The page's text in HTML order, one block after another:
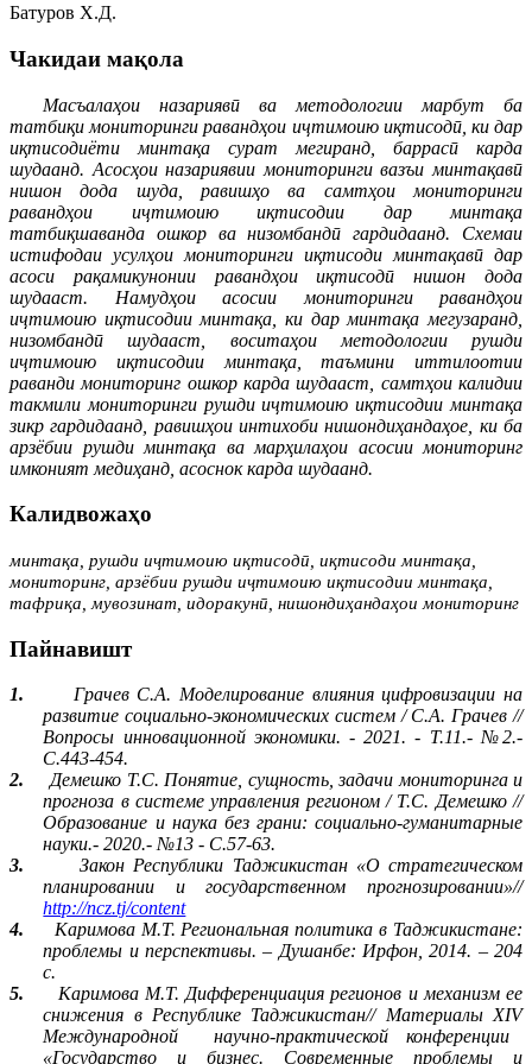
Батуров Х.Д.
Чакидаи мақола
Масъалаҳои назариявӣ ва методологии марбут ба
татбиқи мониторинги равандҳои иҷтимоию иқтисодӣ, ки дар
иқтисодиёти минтақа сурат мегиранд, баррасӣ карда
шудаанд. Асосҳои назариявии мониторинги вазъи минтақавӣ
нишон дода шуда, равишҳо ва самтҳои мониторинги
равандҳои иҷтимоию иқтисодии дар минтақа
татбиқшаванда ошкор ва низомбандӣ гардидаанд. Схемаи
истифодаи усулҳои мониторинги иқтисоди минтақавӣ дар
асоси рақамикунонии равандҳои иқтисодӣ нишон дода
шудааст. Намудҳои асосии мониторинги равандҳои
иҷтимоию иқтисодии минтақа, ки дар минтақа мегузаранд,
низомбандӣ шудааст, воситаҳои методологии рушди
иҷтимоию иқтисодии минтақа, таъмини иттилоотии
раванди мониторинг ошкор карда шудааст, самтҳои калидии
такмили мониторинги рушди иҷтимоию иқтисодии минтақа
зикр гардидаанд, равишҳои интихоби нишондиҳандаҳое, ки ба
арзёбии рушди минтақа ва марҳилаҳои асосии мониторинг
имконият медиҳанд, асоснок карда шудаанд.
Калидвожаҳо
минтақа, рушди иҷтимоию иқтисодӣ, иқтисоди минтақа,
мониторинг, арзёбии рушди иҷтимоию иқтисодии минтақа,
тафриқа, мувозинат, идоракунӣ, нишондиҳандаҳои мониторинг
Пайнавишт
1.
Грачев С.А. Моделирование влияния цифровизации на
развитие социально-экономических систем / С.А. Грачев //
Вопросы инновационной экономики. - 2021. - Т.11.- №2.-
С.443-454.
2.
Демешко Т.С. Понятие, сущность, задачи мониторинга и
прогноза в системе управления регионом / Т.С. Демешко //
Образование и наука без грани: социально-гуманитарные
науки.- 2020.- №13 - С.57-63.
3.
Закон Республики Таджикистан «О стратегическом
планировании и государственном прогнозировании»//
http://ncz.tj/content
4.
Каримова М.Т. Региональная политика в Таджикистане:
проблемы и перспективы. – Душанбе: Ирфон, 2014. – 204
с.
5.
Каримова М.Т. Дифференциация регионов и механизм ее
снижения в Республике Таджикистан// Материалы XIV
Международной
научно-практической конференции
«Государство и бизнес. Современные проблемы и